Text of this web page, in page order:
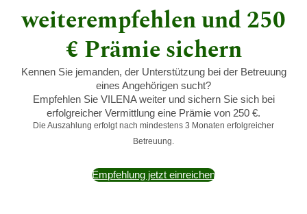
weiterempfehlen und 250
€ Prämie sichern
Kennen Sie jemanden, der Unterstützung bei der Betreuung
eines Angehörigen sucht?
Empfehlen Sie VILENA weiter und sichern Sie sich bei
erfolgreicher Vermittlung eine Prämie von 250 €.
Die Auszahlung erfolgt nach mindestens 3 Monaten erfolgreicher
Betreuung.
Empfehlung jetzt einreichen